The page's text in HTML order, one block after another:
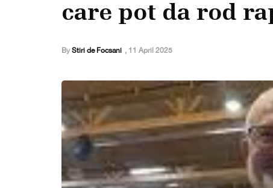
care pot da rod
By Stiri de Focsani , 11 April 2025